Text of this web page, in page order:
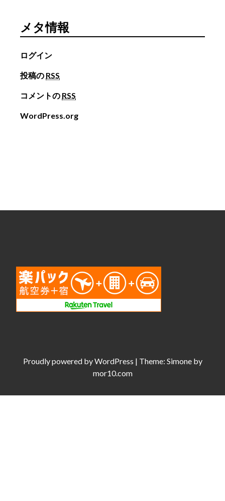
メタ情報
ログイン
投稿の RSS
コメントの RSS
WordPress.org
Proudly powered byWordPress | Theme: Simoneby
mor10.com